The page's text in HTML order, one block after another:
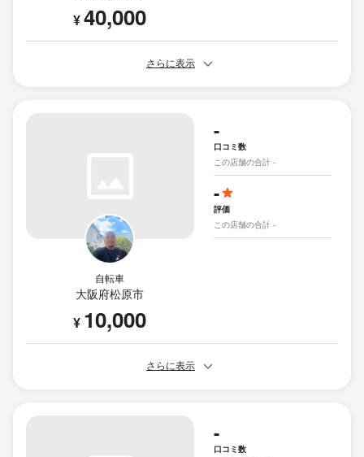
¥40,000
さらに表示
自転車
大阪府松原市
¥ 10,000
-
口コミ数
この店舗の合計 -
-
評価
この店舗の合計 -
さらに表示
-
口コミ数